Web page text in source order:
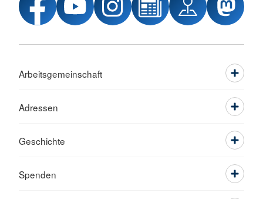
Arbeitsgemeinschaft
Adressen
Geschichte
Spenden